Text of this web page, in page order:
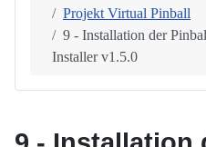
Projekt Virtual Pinball
9 - Installation der
Installer v1.5.0